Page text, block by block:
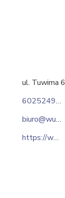
ul. Tuwima 6
602524997
biuro@wulkanizatorzy.pl
https://wulkanizatorzy.pl